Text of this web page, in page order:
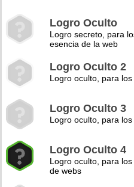
Logro Oculto
Logro secreto, para
esencia de la web
Logro Oculto 2
Logro oculto, para
Logro Oculto 3
Logro oculto, para
Logro Oculto 4
Logro oculto, para
de webs